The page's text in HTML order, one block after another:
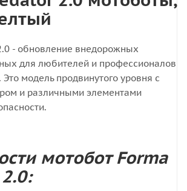
- обновление внедорожных
для любителей и профессионалов
Это модель продвинутого уровня с
и различными элементами
мотобот Forma